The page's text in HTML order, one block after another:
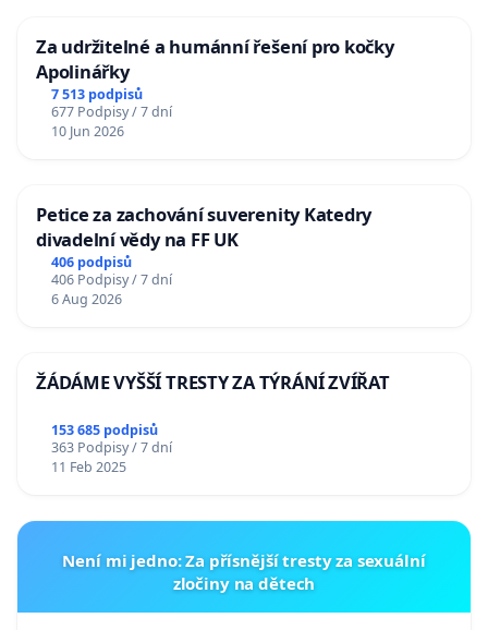
Za udržitelné a humánní řešení pro kočky
Apolinářky
7 513 podpisů
677 Podpisy / 7 dní
10 Jun 2026
Petice za zachování suverenity Katedry
divadelní vědy na FF UK
406 podpisů
406 Podpisy / 7 dní
6 Aug 2026
ŽÁDÁME VYŠŠÍ TRESTY ZA TÝRÁNÍ ZVÍŘAT
153 685 podpisů
363 Podpisy / 7 dní
11 Feb 2025
Není mi jedno: Za přísnější tresty za sexuální
zločiny na dětech